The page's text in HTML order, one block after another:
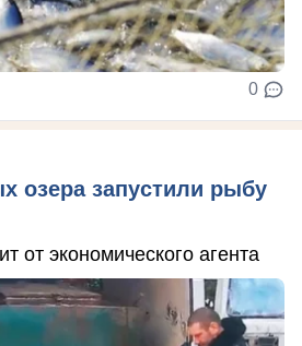
0
озера запустили рыбу
от экономического агента